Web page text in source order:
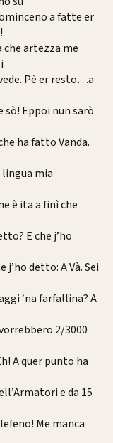
a fatte er
artezza me
Pè er resto…a
sò! Eppoi nun sarò
ha fatto Vanda.
lingua mia
è ita a finì che
E che j’ho
j’ho detto: A Và. Sei
‘na farfallina? A
2/3000
A quer punto ha
e da 15
Me manca